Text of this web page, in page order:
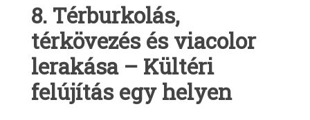
8. Térburkolás,
térkövezés és viacolor
lerakása – Kültéri
felújítás egy helyen